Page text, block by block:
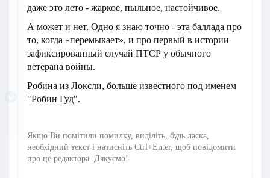
даже это лето - жаркое, пыльное, настойчивое.
А может и нет. Одно я знаю точно - эта баллада про
то, когда «перемыкает», и про первый в истории
зафиксированный случай ПТСР у обычного
ветерана войны.
Робина из Локсли, больше известного под именем
"Робин Гуд".
Якщо Ви помітили помилку, виділіть, будь ласка,
необхідний текст і натисніть Ctrl+Enter, щоб повідомити
про це редактора. Дякуємо!